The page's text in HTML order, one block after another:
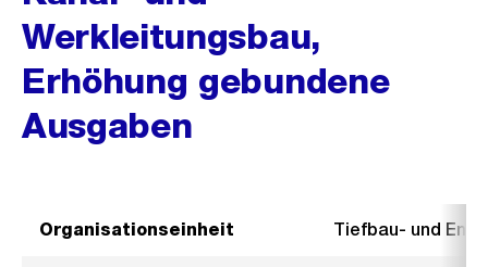
Werkleitungsbau,
Erhöhung gebundene
Ausgaben
Organisationseinheit Tiefbau- und